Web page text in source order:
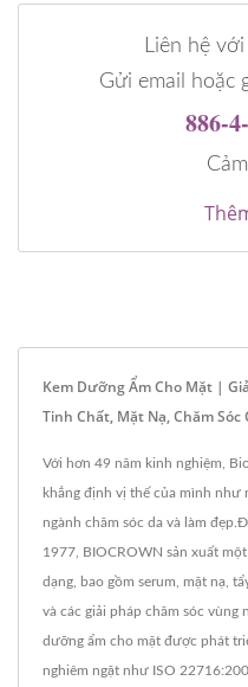
Liên hệ
Gửi email hoặc
886-
Kem Dưỡng Ẩm Cho Mặt |
Tinh Chất, Mặt Nạ, Chăm
Với hơn 49 năm kinh nghiệm,
khẳng định vị thế của mình như
ngành chăm sóc da và làm
1977, BIOCROWN sản xuất
dạng, bao gồm serum, mặt nạ,
và các giải pháp chăm sóc vùng
dưỡng ẩm cho mặt được phát
nghiêm ngặt như ISO